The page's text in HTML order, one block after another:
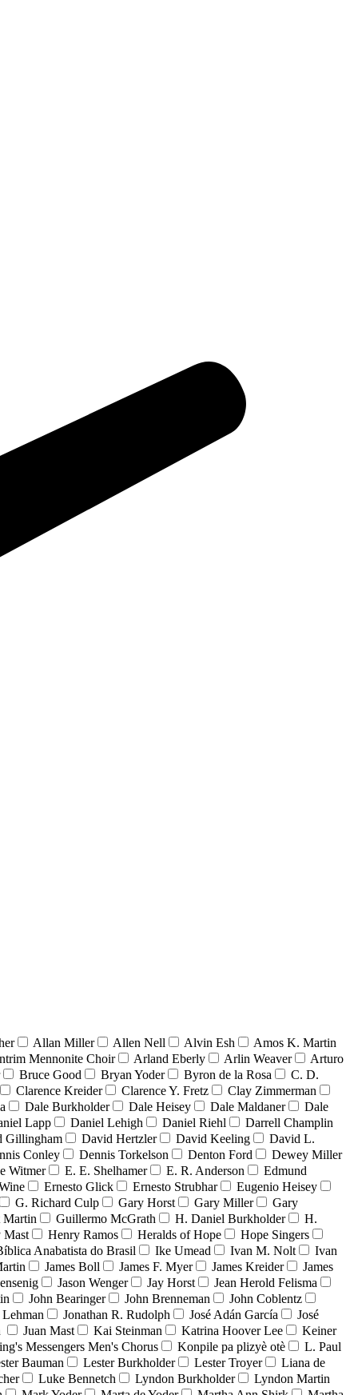
Allan Miller Allen Nell Alvin Esh
Amos K. Martin
Mennonite Choir Arland Eberly Arlin Weaver
Arturo
Bruce Good Bryan Yoder Byron de la Rosa
C. D.
Clarence Kreider Clarence Y. Fretz
Clay Zimmerman
Dale Burkholder Dale Heisey Dale Maldaner
Dale
Lapp Daniel Lehigh Daniel Riehl
Darrell Champlin
Gillingham David Hertzler David Keeling
David L.
Conley Dennis Torkelson Denton Ford
Dewey Miller
Witmer E. E. Shelhamer E. R. Anderson
Edmund
Ernesto Glick Ernesto Strubhar
Eugenio Heisey
G. Richard Culp Gary Horst Gary Miller
Gary
Martin Guillermo McGrath H. Daniel Burkholder
H.
Mast Henry Ramos Heralds of Hope
Hope Singers
Anabatista do Brasil Ike Umead Ivan M. Nolt
Ivan
James Boll James F. Myer James Kreider
James
Jason Wenger Jay Horst
Jean Herold Felisma
John Bearinger John Brenneman
John Coblentz
Lehman Jonathan R. Rudolph José Adán García
José
Juan Mast Kai Steinman Katrina Hoover Lee
Keiner
Messengers Men's Chorus Konpile pa plizyè otè
L. Paul
Bauman Lester Burkholder Lester Troyer
Liana de
Luke Bennetch Lyndon Burkholder
Lyndon Martin